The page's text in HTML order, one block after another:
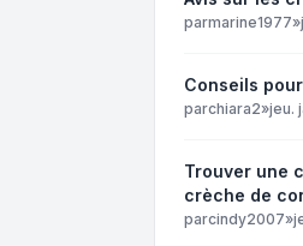
parmarine1977»
Conseils
parchiara2»jeu.
Trouver une
crèche de
parcindy2007»